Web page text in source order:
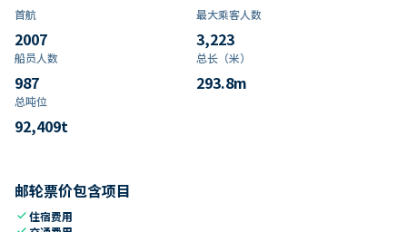
首航
2007
最大乘客人数
3,223
船员人数
987
总长（米）
293.8m
总吨位
92,409t
邮轮票价包含项目
check住宿费用